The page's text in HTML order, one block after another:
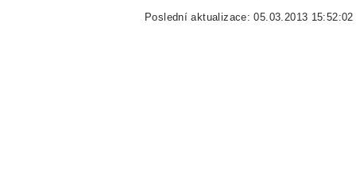
Poslední aktualizace: 05.03.2013 15:52:02